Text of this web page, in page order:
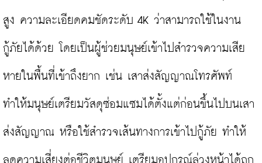
สูง ความละเอียดคมชัดระดับ 4K ว่าสามารถใช้ในงาน
กู้ภัยได้ด้วย โดยเป็นผู้ช่วยมนุษย์เข้าไปสำรวจความเสีย
หายในพื้นที่เข้าถึงยาก เช่น เสาส่งสัญญาณโทรศัพท์
ทำให้มนุษย์เตรียมวัสดุซ่อมแซมได้ตั้งแต่ก่อนขึ้นไปบนเสา
ส่งสัญญาณ หรือใช้สำรวจเส้นทางการเข้าไปกู้ภัย ทำให้
ลดความเสี่ยงต่อชีวิตมนุษย์ เตรียมอุปกรณ์ล่วงหน้าได้ถูก